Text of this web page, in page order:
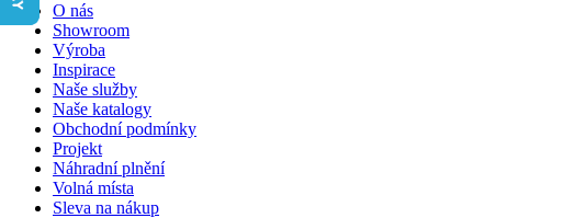
O nás
Showroom
Výroba
Inspirace
Naše služby
Naše katalogy
Obchodní podmínky
Projekt
Náhradní plnění
Volná místa
Sleva na nákup